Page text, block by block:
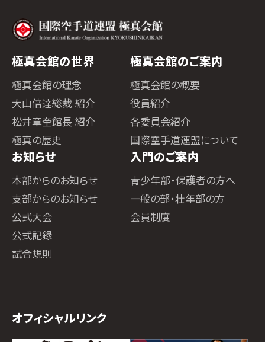
極真会館の世界
極真会館の理念
大山倍達総裁 紹介
松井章奎館長 紹介
極真の歴史
極真会館のご案内
極真会館の概要
役員紹介
各委員会紹介
国際空手道連盟について
お知らせ
本部からのお知らせ
支部からのお知らせ
公式大会
公式記録
試合規則
入門のご案内
青少年部・保護者の方へ
一般の部・壮年部の方
会員制度
オフィシャルリンク